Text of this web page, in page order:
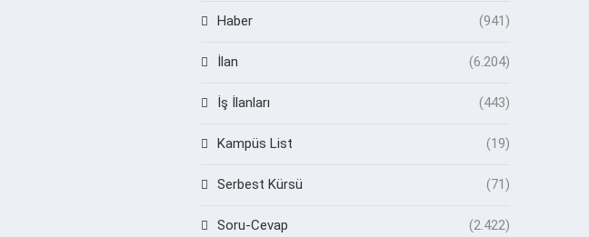
Haber (941)
İlan (6.204)
İş İlanları (443)
Kampüs List (19)
Serbest Kürsü (71)
Soru-Cevap (2.422)